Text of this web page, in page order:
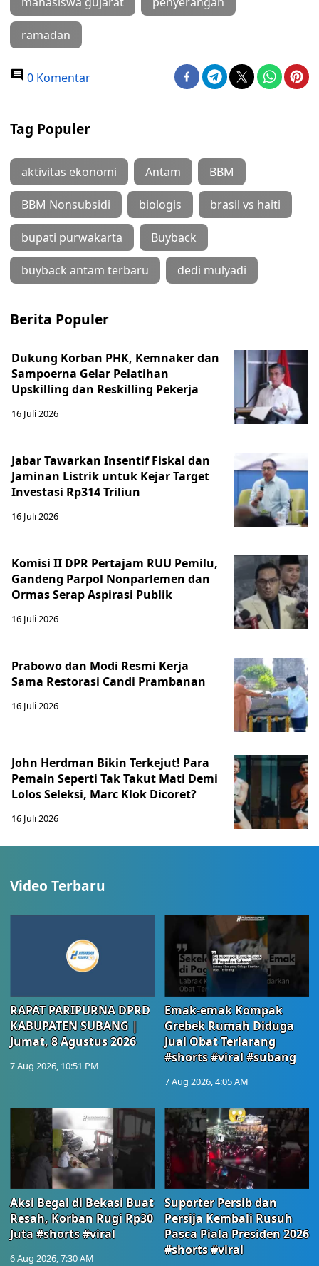
ramadan
0 Komentar
Tag Populer
aktivitas ekonomi Antam BBM
BBM Nonsubsidi biologis brasil vs haiti
bupati purwakarta Buyback
buyback antam terbaru dedi mulyadi
Berita Populer
Dukung Korban PHK, Kemnaker dan
Sampoerna Gelar Pelatihan
Upskilling dan Reskilling Pekerja
16 Juli 2026
Jabar Tawarkan Insentif Fiskal dan
Jaminan Listrik untuk Kejar Target
Investasi Rp314 Triliun
16 Juli 2026
Komisi II DPR Pertajam RUU Pemilu,
Gandeng Parpol Nonparlemen dan
Ormas Serap Aspirasi Publik
16 Juli 2026
Prabowo dan Modi Resmi Kerja
Sama Restorasi Candi Prambanan
16 Juli 2026
John Herdman Bikin Terkejut! Para
Pemain Seperti Tak Takut Mati Demi
Lolos Seleksi, Marc Klok Dicoret?
16 Juli 2026
Video Terbaru
RAPAT PARIPURNA DPRD
KABUPATEN SUBANG |
Jumat, 8 Agustus 2026
7 Aug 2026, 10:51 PM
Emak-emak Kompak
Grebek Rumah Diduga
Jual Obat Terlarang
#shorts #viral #subang
7 Aug 2026, 4:05 AM
Aksi Begal di Bekasi Buat
Resah, Korban Rugi Rp30
Juta #shorts #viral
6 Aug 2026, 7:30 AM
Suporter Persib dan
Persija Kembali Rusuh
Pasca Piala Presiden 2026
#shorts #viral